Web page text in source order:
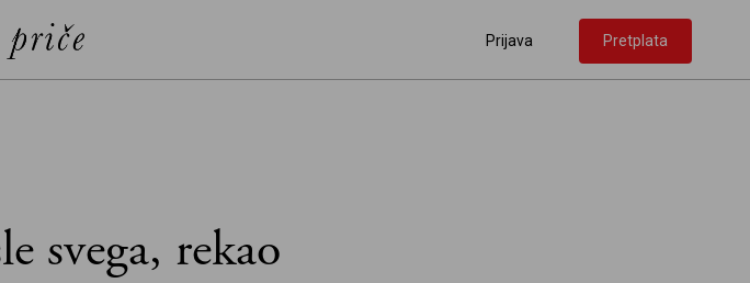
Prijava Pretplata
svega, rekao